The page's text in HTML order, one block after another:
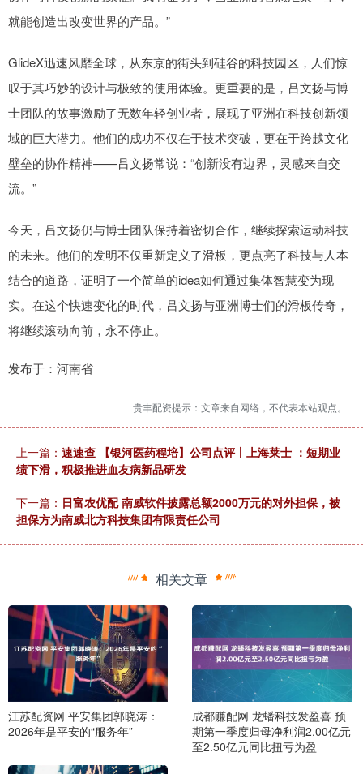
就能创造出改变世界的产品。”
GlideX迅速风靡全球，从东京的街头到硅谷的科技园区，人们惊
叹于其巧妙的设计与极致的使用体验。更重要的是，吕文扬与博
士团队的故事激励了无数年轻创业者，展现了亚洲在科技创新领
域的巨大潜力。他们的成功不仅在于技术突破，更在于跨越文化
壁垒的协作精神——吕文扬常说：“创新没有边界，灵感来自交
流。”
今天，吕文扬仍与博士团队保持着密切合作，继续探索运动科技
的未来。他们的发明不仅重新定义了滑板，更点亮了科技与人本
结合的道路，证明了一个简单的idea如何通过集体智慧变为现
实。在这个快速变化的时代，吕文扬与亚洲博士们的滑板传奇，
将继续滚动向前，永不停止。
发布于：河南省
贵丰配资提示：文章来自网络，不代表本站观点。
上一篇： 速速查 【银河医药程培】公司点评丨上海莱士 ：短期业
绩下滑，积极推进血友病新品研发
下一篇： 日富农优配 南威软件披露总额2000万元的对外担保，被
担保方为南威北方科技集团有限责任公司
相关文章
江苏配资网 平安集团郭晓涛：
2026年是平安的“服务年”
成都赚配网 龙蟠科技发盈喜 预
期第一季度归母净利润2.00亿元
至2.50亿元同比扭亏为盈